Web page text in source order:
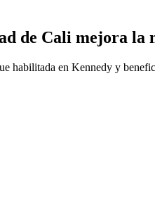
de Cali mejora la
habilitada en Kennedy y